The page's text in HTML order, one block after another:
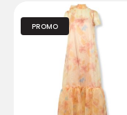
PROMO